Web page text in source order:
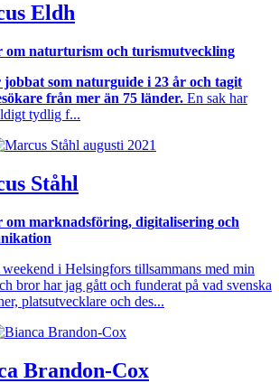
Eldh
om naturturism och turismutveckling
jobbat som naturguide i 23 år och tagit
från mer än 75 länder. En sak har
tydlig f...
Ståhl
om marknadsföring, digitalisering och
i Helsingfors tillsammans med min
bror har jag gått och funderat på vad svenska
platsutvecklare och des...
Brandon-Cox